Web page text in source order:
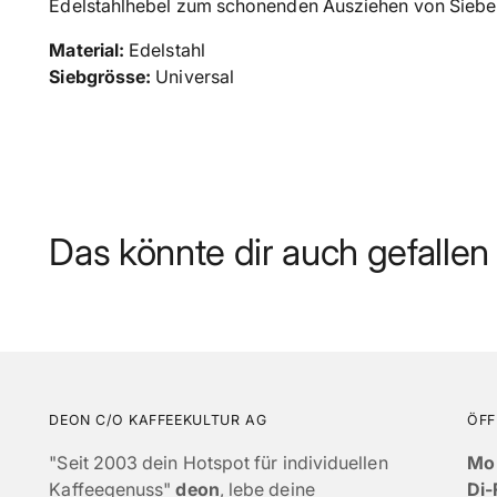
Edelstahlhebel zum schonenden Ausziehen von
Material: Edelstahl
Siebgrösse: Universal
Das könnte dir auch gefallen
DEON C/O KAFFEEKULTUR AG
"Seit 2003 dein Hotspot für individuellen
Kaffeegenuss"deon, lebe deine
Mo
Di-